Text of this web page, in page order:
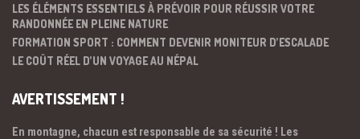
LES ÉLÉMENTS ESSENTIELS À PRÉVOIR POUR RÉUSSIR VOTRE
RANDONNÉE EN PLEINE NATURE
FORMATION SPORT : COMMENT DEVENIR MONITEUR D’ESCALADE
LE COÛT RÉEL D’UN VOYAGE AU NÉPAL
AVERTISSEMENT !
En montagne, chacun est responsable de sa sécurité ! Les